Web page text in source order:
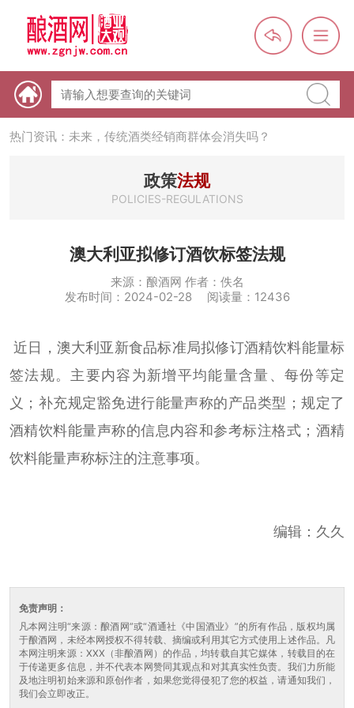
热门资讯：【酒体设计师】职业技能培训及认定班开班通知
热门资讯：未来，传统酒类经销商群体会消失吗？
热门资讯：首批28个酒品牌入选中国消费名品，不仅仅是荣誉那
么简单
热门资讯：名酒之光：共话荣耀背后的价值与使命
政策法规
POLICIES-REGULATIONS
澳大利亚拟修订酒饮标签法规
来源：酿酒网 作者：佚名
发布时间：2024-02-28 阅读量：12436
近日，澳大利亚新食品标准局拟修订酒精饮料能量标
签法规。主要内容为新增平均能量含量、每份等定
义；补充规定豁免进行能量声称的产品类型；规定了
酒精饮料能量声称的信息内容和参考标注格式；酒精
饮料能量声称标注的注意事项。
编辑：久久
免责声明：
凡本网注明“来源：酿酒网”或“酒通社《中国酒业》”的所有作品，版权均属
于酿酒网，未经本网授权不得转载、摘编或利用其它方式使用上述作品。凡
本网注明来源：XXX（非酿酒网）的作品，均转载自其它媒体，转载目的在
于传递更多信息，并不代表本网赞同其观点和对其真实性负责。我们力所能
及地注明初始来源和原创作者，如果您觉得侵犯了您的权益，请通知我们，
我们会立即改正。